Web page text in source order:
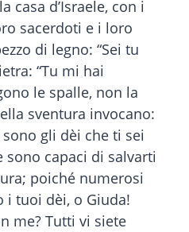
casa d’Israele, con i
sacerdoti e i loro
di legno: “Sei tu
“Tu mi hai
le spalle, non la
sventura invocano:
sono gli dèi che ti sei
sono capaci di salvarti
poiché numerosi
i tuoi dèi, o Giuda!
me? Tutti vi siete